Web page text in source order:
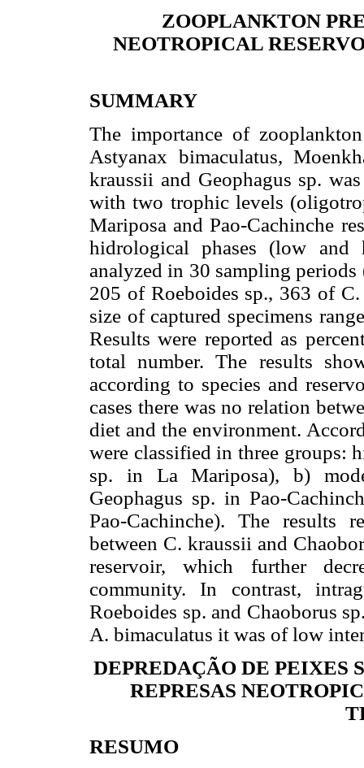
ZOOPLANKTON
NEOTROPICAL
SUMMARY
The importance of
Astyanax bimaculatus,
kraussii and Geophagus sp.
with two trophic levels
Mariposa and Pao-Cachinche
hidrological phases (low
analyzed in 30 sampling
205 of Roeboides sp., 363 of
size of captured specimens
Results were reported as
total number. The results
according to species and
cases there was no relation
diet and the environment.
were classified in three groups:
sp. in La Mariposa), b)
Geophagus sp. in Pao-
Pao-Cachinche). The results
between C. kraussii and
reservoir, which further
community. In contrast,
Roeboides sp. and Chaoborus
A. bimaculatus it was of low
DEPREDAÇÃO DE PEIXES
REPRESAS
RESUMO